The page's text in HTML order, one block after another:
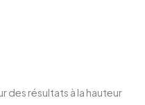
résultats à la hauteur